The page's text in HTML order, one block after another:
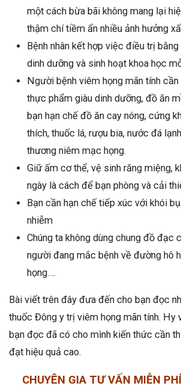
một cách bừa bãi không mang lại
thậm chí tiềm ẩn nhiều ảnh hưởng
Bệnh nhân kết hợp việc điều trị
dinh dưỡng và sinh hoạt khoa học
Người bệnh viêm họng mãn tính
thực phẩm giàu dinh dưỡng, đồ ăn
bạn hạn chế đồ ăn cay nóng, cứng
thích, thuốc lá, rượu bia, nước đá
thương niêm mạc họng.
Giữ ấm cơ thể, vệ sinh răng miệng,
ngày là cách để bạn phòng và cải
Bạn cần hạn chế tiếp xúc với khói
nhiễm
Chúng ta không dùng chung đồ đạc
người đang mắc bệnh về đường hô
họng….
Bài viết trên đây đưa đến cho bạn đọc
thuốc Đông y trị viêm họng mãn tính. Hy
bạn đọc đã có cho mình kiến thức cần
đạt hiệu quả cao.
CHUYÊN GIA TƯ VẤN MIỄN